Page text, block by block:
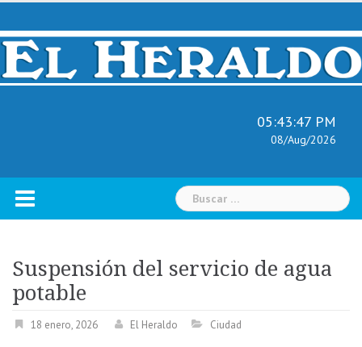
Skip
content
05:43:48 PM
08/Aug/2026
Buscar:
Suspensión del servicio de agua
potable
18 enero, 2026 El Heraldo Ciudad